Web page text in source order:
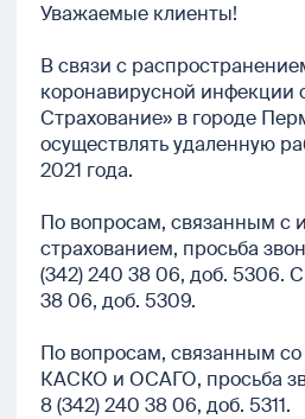
Уважаемые клиенты!
В связи с
коронавирусной инфекции
Страхование» в городе
осуществлять удаленную
2021 года.
По вопросам, связанным с
страхованием, просьба
(342) 240 38 06, доб. 5306.
38 06, доб. 5309.
По вопросам, связанным
КАСКО и ОСАГО, просьба
8 (342) 240 38 06, доб. 5311.